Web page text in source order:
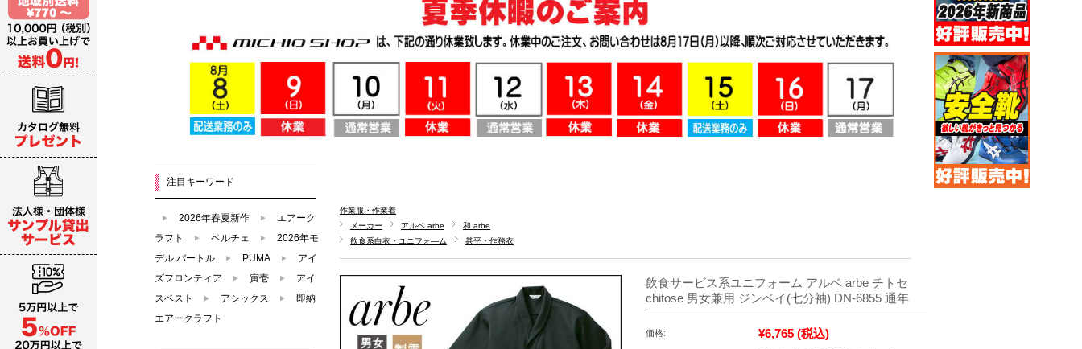
作業服・作業着
メーカー
アルベ arbe
和 arbe
飲食系白衣・ユニフォ―ム
甚平・作務衣
飲食サービス系ユニフォーム アルベ arbe チトセ
chitose 男女兼用 ジンベイ(七分袖) DN-6855 通年
価格: ¥6,765 (税込)
注目キーワード
2026年春夏新作
エアーク
ラフト
ペルチェ
2026年モ
デル バートル
PUMA
アイ
ズフロンティア
寅壱
アイ
スベスト
アシックス
即納
エアークラフト